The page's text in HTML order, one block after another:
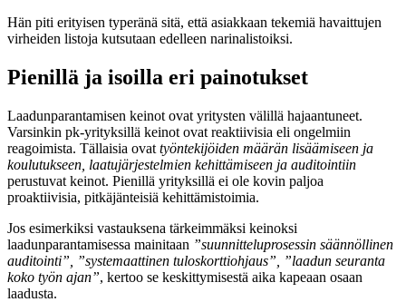
Hän piti erityisen typeränä sitä, että asiakkaan tekemiä havaittujen
virheiden listoja kutsutaan edelleen narinalistoiksi.
Pienillä ja isoilla eri painotukset
Laadunparantamisen keinot ovat yritysten välillä hajaantuneet.
Varsinkin pk-yrityksillä keinot ovat reaktiivisia eli ongelmiin
reagoimista. Tällaisia ovat työntekijöiden määrän lisäämiseen ja
koulutukseen, laatujärjestelmien kehittämiseen ja auditointiin
perustuvat keinot. Pienillä yrityksillä ei ole kovin paljoa
proaktiivisia, pitkäjänteisiä kehittämistoimia.
Jos esimerkiksi vastauksena tärkeimmäksi keinoksi
laadunparantamisessa mainitaan ”suunnitteluprosessin säännöllinen
auditointi”, ”systemaattinen tuloskorttiohjaus”, ”laadun seuranta
koko työn ajan”, kertoo se keskittymisestä aika kapeaan osaan
laadusta.